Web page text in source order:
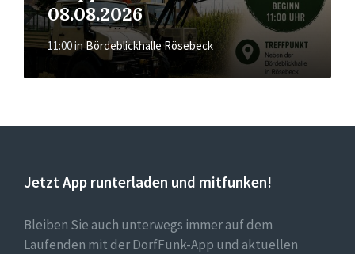
08.08.2026
11:00inBördeblickhalle Rösebeck
Jetzt App runterladen und mitfunken!
Bleiben Sie auch unterwegs immer auf dem
Laufenden mit der DorfFunk-App und aktuellen